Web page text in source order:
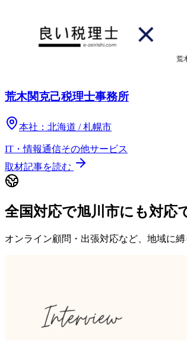
荒木関克己税理士事務所
本社： 北海道 / 札幌市
IT・情報通信その他サービス
取材記事を読む
全国対応で旭川市にも対応
オンライン顧問・出張対応など、地域に